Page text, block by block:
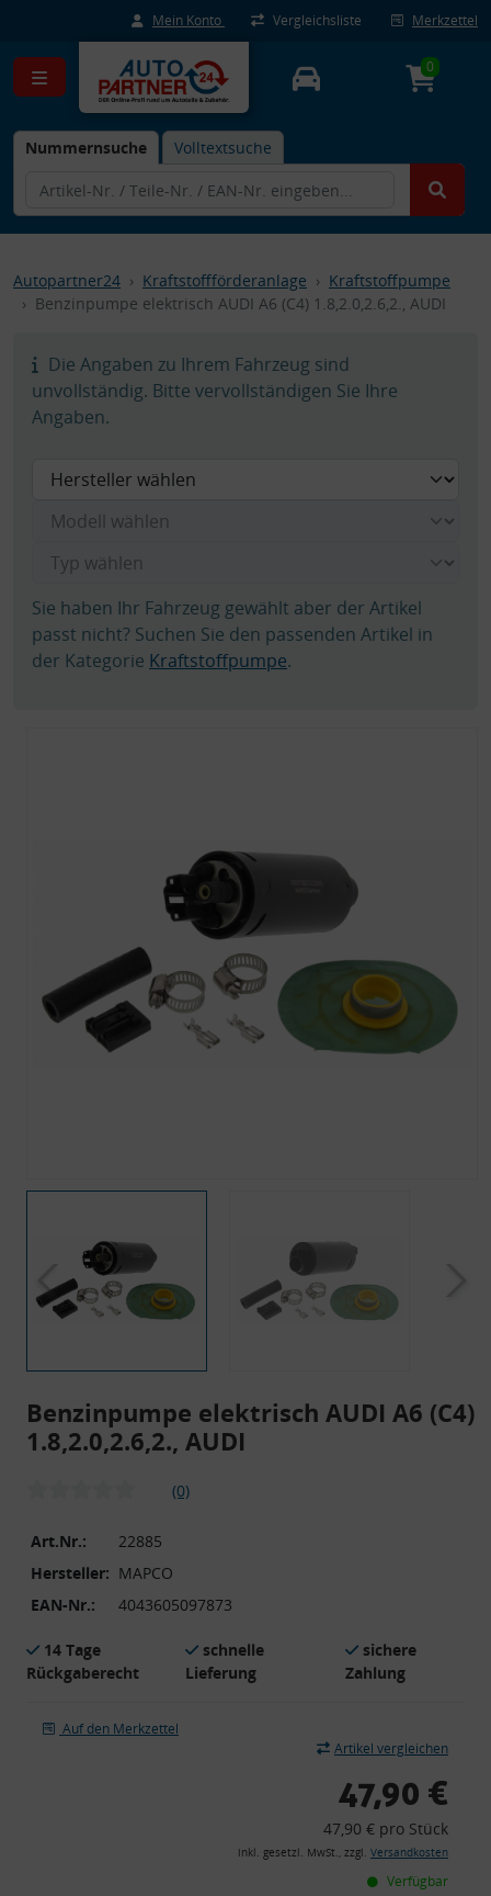
Mein Konto Vergleichsliste Merkzettel
Nummernsuche Volltextsuche
0
Autopartner24 Kraftstoffförderanlage
Kraftstoffpumpe
Benzinpumpe elektrisch AUDI A6 (C4) 1.8,2.0,2.6,2., AUDI
Die Angaben zu Ihrem Fahrzeug sind
unvollständig. Bitte vervollständigen Sie Ihre
Angaben.
Sie haben Ihr Fahrzeug gewählt aber der Artikel
passt nicht? Suchen Sie den passenden Artikel in
der Kategorie Kraftstoffpumpe.
Benzinpumpe elektrisch AUDI A6 (C4)
1.8,2.0,2.6,2., AUDI
(0)
Art.Nr.:
22885
Hersteller: MAPCO
EAN-Nr.:
4043605097873
14 Tage
Rückgaberecht
schnelle
Lieferung
sichere
Zahlung
Auf den Merkzettel
Artikel vergleichen
47,90 €
47,90 € pro Stück
inkl. gesetzl. MwSt., zzgl. Versandkosten
Verfügbar